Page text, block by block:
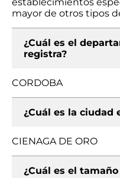
mayor de otros tipos
¿Cuál es el
registra?
CORDOBA
¿Cuál es la ciudad
CIENAGA DE ORO
¿Cuál es el